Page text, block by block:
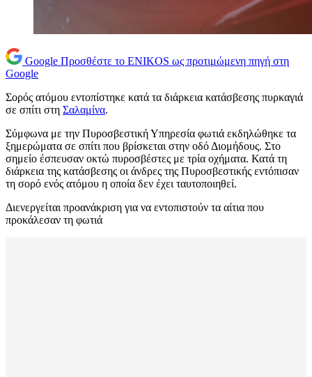
Google Προσθέστε το ENIKOS ως προτιμώμενη πηγή στη
Google
Σορός ατόμου εντοπίστηκε κατά τα διάρκεια κατάσβεσης πυρκαγιά
σε σπίτι στη Σαλαμίνα.
Σύμφωνα με την Πυροσβεστική Υπηρεσία φωτιά εκδηλώθηκε τα
ξημερώματα σε σπίτι που βρίσκεται στην οδό Διομήδους. Στο
σημείο έσπευσαν οκτώ πυροσβέστες με τρία οχήματα. Κατά τη
διάρκεια της κατάσβεσης οι άνδρες της Πυροσβεστικής εντόπισαν
τη σορό ενός ατόμου η οποία δεν έχει ταυτοποιηθεί.
Διενεργείται προανάκριση για να εντοπιστούν τα αίτια που
προκάλεσαν τη φωτιά